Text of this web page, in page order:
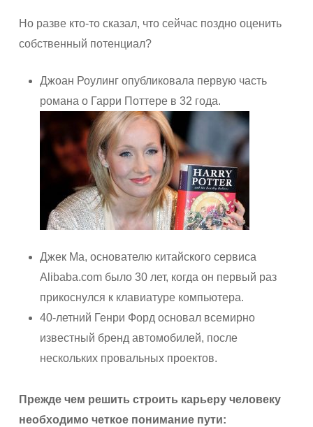
Но разве кто-то сказал, что сейчас поздно оценить
собственный потенциал?
Джоан Роулинг опубликовала первую часть
романа о Гарри Поттере в 32 года.
Джек Ма, основателю китайского сервиса
Alibaba.com было 30 лет, когда он первый раз
прикоснулся к клавиатуре компьютера.
40-летний Генри Форд основал всемирно
известный бренд автомобилей, после
нескольких провальных проектов.
Прежде чем решить строить карьеру человеку
необходимо четкое понимание пути: